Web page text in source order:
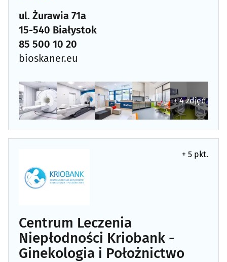
Rehabilitacja, fizjoterapia
Reumatologia(11)
Sklepy zielarsko-medyczne(13)
Stomatologia(182)
Urologia(10)
ul. Żurawia 71a
15-540 Białystok
85 500 10 20
bioskaner.eu
+ 4 zdjęć
+ 5 pkt.
Centrum Leczenia
Niepłodności Kriobank -
Ginekologia i Położnictwo